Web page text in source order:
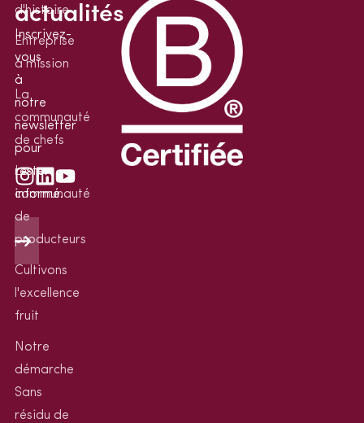
actualités
Inscrivez-
vous
à
notre
newsletter
pour
rester
informé.
d'histoire
Entreprise
à mission
La
communauté
de chefs
La
communauté
de
producteurs
Cultivons
l'excellence
fruit
Notre
démarche
Sans
résidu de